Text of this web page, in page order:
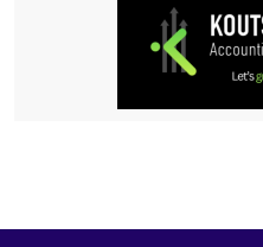
την παράδοση
6 ΏΡΕΣ ΠΡΙΝ
βόρεια Ελλάδα – Έως 8